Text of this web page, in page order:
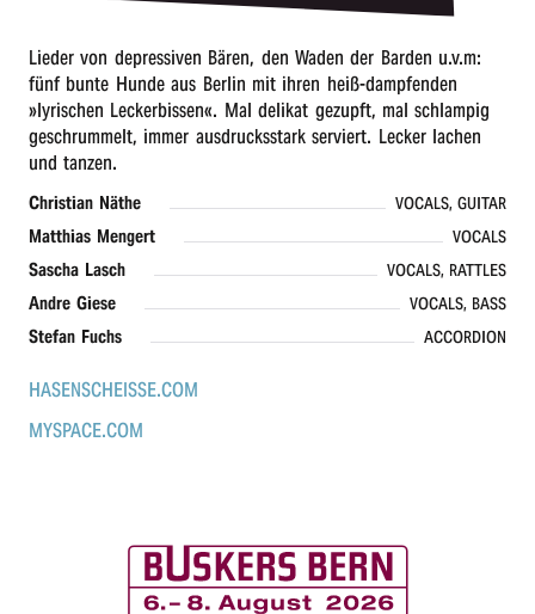
Lieder von depressiven Bären, den Waden der Barden u.v.m:
fünf bunte Hunde aus Berlin mit ihren heiß-dampfenden
»lyrischen Leckerbissen«. Mal delikat gezupft, mal schlampig
geschrummelt, immer ausdrucksstark serviert. Lecker lachen
und tanzen.
Christian Näthe VOCALS, GUITAR
Matthias Mengert VOCALS
Sascha Lasch VOCALS, RATTLES
Andre Giese VOCALS, BASS
Stefan Fuchs ACCORDION
HASENSCHEISSE.COM
MYSPACE.COM